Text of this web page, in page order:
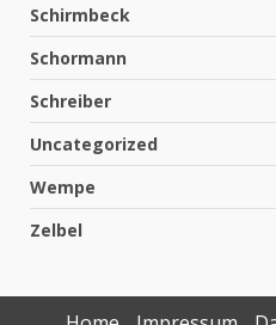
Schirmbeck
Schormann
Schreiber
Uncategorized
Wempe
Zelbel